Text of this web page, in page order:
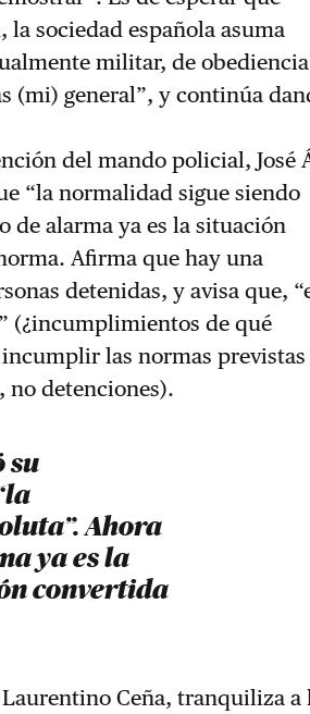
sociedad española asuma
militar, de obediencia
(mi) general”, y continúa
del mando policial, José
“la normalidad sigue siendo
de alarma ya es la situación
Afirma que hay una
detenidas, y avisa que,
(¿incumplimientos de qué
las normas previstas
no detenciones).
su
Ahora
ya es la
convertida
Ceña, tranquiliza a